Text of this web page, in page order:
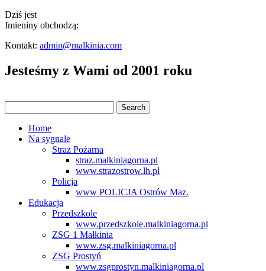
Dziś jest
Imieniny obchodzą:
Kontakt: admin@malkinia.com
Jesteśmy z Wami od 2001 roku
Home
Na sygnale
Straż Pożarna
straz.malkiniagorna.pl
www.strazostrow.lh.pl
Policja
www POLICJA Ostrów Maz.
Edukacja
Przedszkole
www.przedszkole.malkiniagorna.pl
ZSG 1 Małkinia
www.zsg.malkiniagorna.pl
ZSG Prostyń
www.zsgprostyn.malkiniagorna.pl